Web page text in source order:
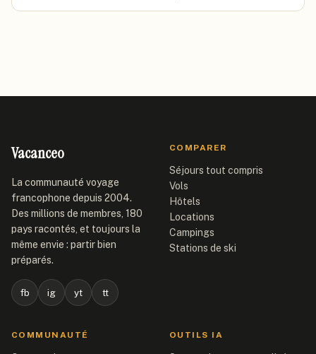
Vacanceo
La communauté voyage
francophone depuis 2004.
Des millions de membres, 180
pays racontés, et toujours la
même envie : partir bien
préparés.
fb ig yt tt
COMPARER
Séjours tout compris
Vols
Hôtels
Locations
Campings
Stations de ski
COMMUNAUTÉ OUTILS IA